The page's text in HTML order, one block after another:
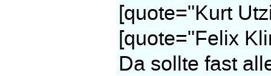
[quote="Kurt
[quote="Felix
Da sollte fast